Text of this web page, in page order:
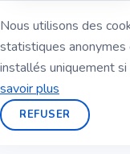
Nous utilisons des
statistiques
installés uniquement si
savoir plus
REFUSER